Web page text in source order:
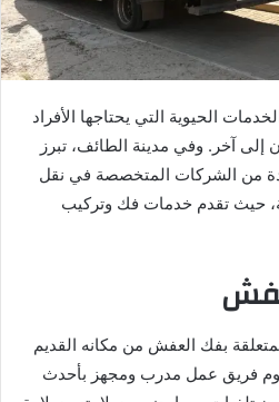
الحيوية التي يحتاجها الأفراد
إلى آخر. وفي مدينة الطائف، تبرز
من الشركات المتخصصة في نقل
حيث تقدم خدمات فك وتركيب
بفك العفش من مكانه القديم
فريق عمل مدرب ومجهز بأحدث